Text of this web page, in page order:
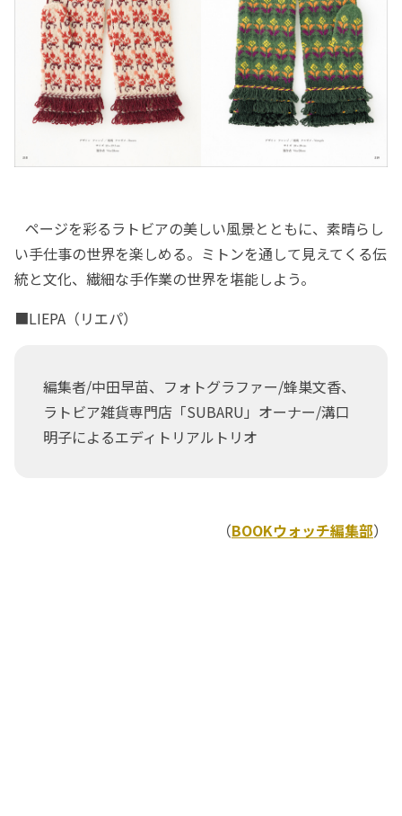
ページを彩るラトビアの美しい風景とともに、素晴らし
い手仕事の世界を楽しめる。ミトンを通して見えてくる伝
統と文化、繊細な手作業の世界を堪能しよう。
■LIEPA（リエパ）
編集者/中田早苗、フォトグラファー/蜂巣文香、
ラトビア雑貨専門店「SUBARU」オーナー/溝口
明子によるエディトリアルトリオ
（BOOKウォッチ編集部）